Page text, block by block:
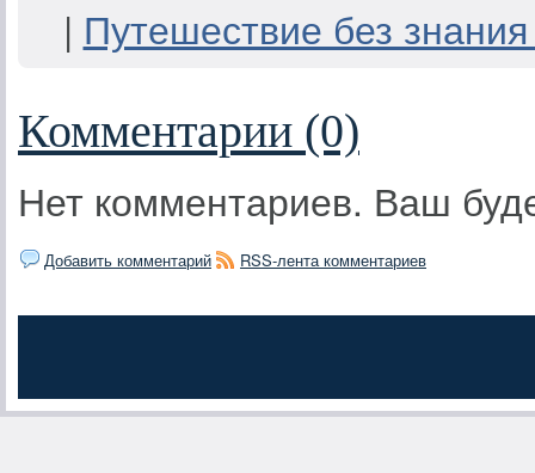
| Путешествие без
Комментарии (0)
Нет комментариев. Ваш
Добавить комментарий RSS-лента комментариев